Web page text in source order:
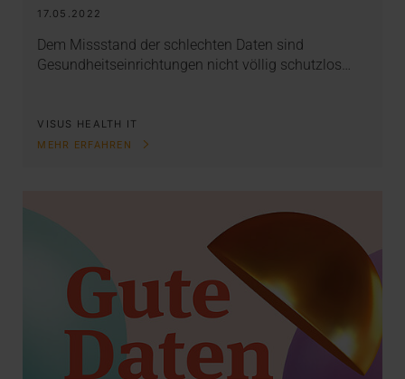
17.05.2022
Dem Missstand der schlechten Daten sind
Gesundheitseinrichtungen nicht völlig schutzlos…
VISUS HEALTH IT
MEHR ERFAHREN